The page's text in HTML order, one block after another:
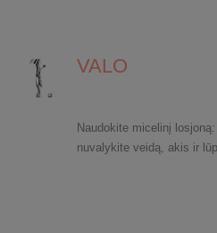
VALO
Naudokite micelinį
nuvalykite veidą, akis ir